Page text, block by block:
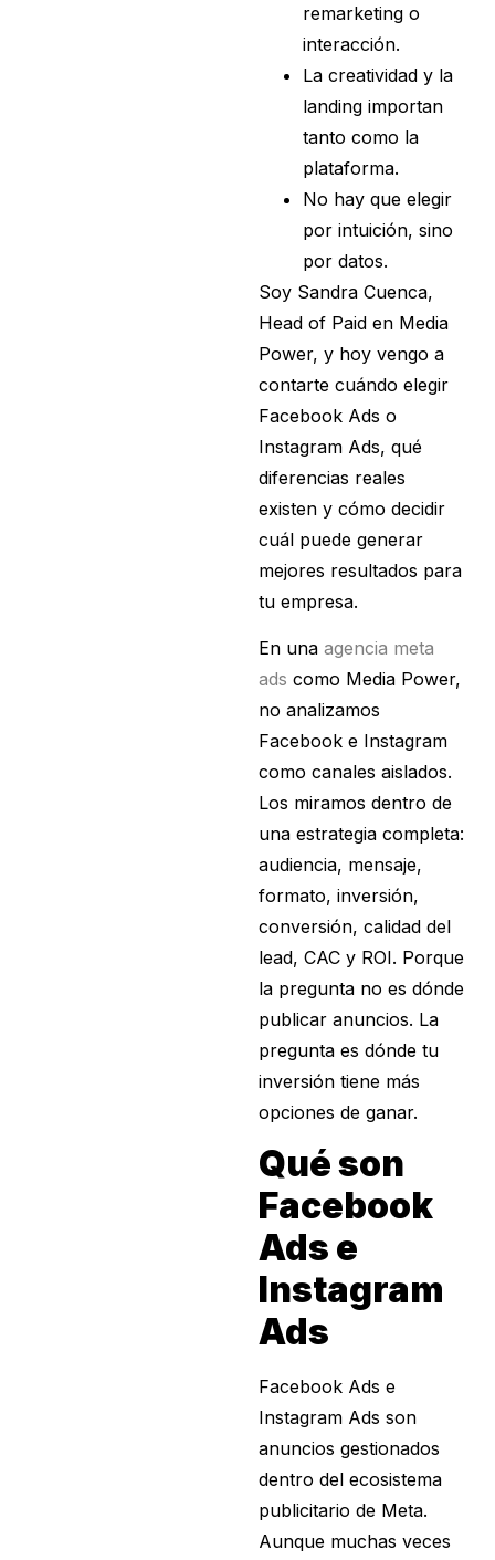
remarketing o
interacción.
La creatividad y la
landing importan
tanto como la
plataforma.
No hay que elegir
por intuición, sino
por datos.
Soy Sandra Cuenca,
Head of Paid en Media
Power, y hoy vengo a
contarte cuándo elegir
Facebook Ads o
Instagram Ads, qué
diferencias reales
existen y cómo decidir
cuál puede generar
mejores resultados para
tu empresa.
En una agencia meta
ads como Media Power,
no analizamos
Facebook e Instagram
como canales aislados.
Los miramos dentro de
una estrategia completa:
audiencia, mensaje,
formato, inversión,
conversión, calidad del
lead, CAC y ROI. Porque
la pregunta no es dónde
publicar anuncios. La
pregunta es dónde tu
inversión tiene más
opciones de ganar.
Qué son
Facebook
Ads e
Instagram
Ads
Facebook Ads e
Instagram Ads son
anuncios gestionados
dentro del ecosistema
publicitario de Meta.
Aunque muchas veces